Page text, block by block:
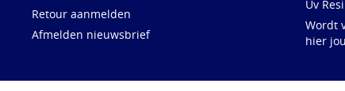
Retour aanmelden
Afmelden nieuwsbrief
Uv
Wordt
hier